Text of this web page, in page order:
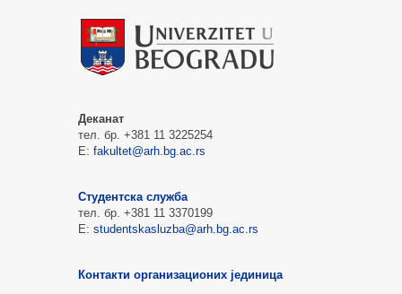
Деканат
тел. бр. +381 11 3225254
Е: fakultet@arh.bg.ac.rs
Студентска служба
тел. бр. +381 11 3370199
Е: studentskasluzba@arh.bg.ac.rs
Контакти организационих јединица